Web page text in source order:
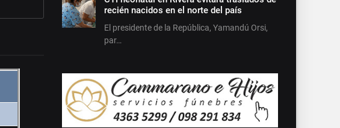
recién nacidos en el norte del país
El presidente de la República, Yamandú Orsi,
par…